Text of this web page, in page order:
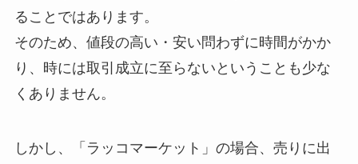
ることではあります。
そのため、値段の高い・安い問わずに時間がかか
り、時には取引成立に至らないということも少な
くありません。
しかし、「ラッコマーケット」の場合、売りに出